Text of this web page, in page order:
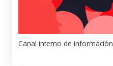
Canal interno de información